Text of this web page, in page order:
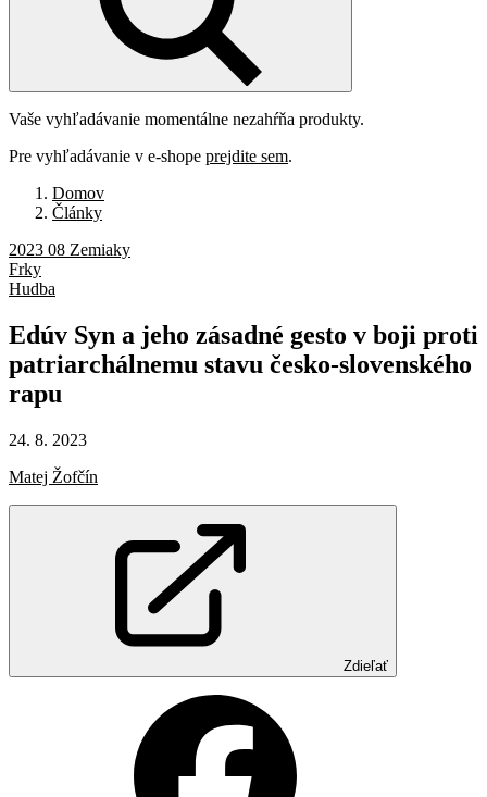
Vaše vyhľadávanie momentálne nezahŕňa produkty.
Pre vyhľadávanie v e-shope prejdite sem.
Domov
Články
2023 08 Zemiaky
Frky
Hudba
Edúv Syn a jeho zásadné gesto v boji proti
patriarchálnemu stavu česko-slovenského
rapu
24. 8. 2023
Matej Žofčín
Zdieľať